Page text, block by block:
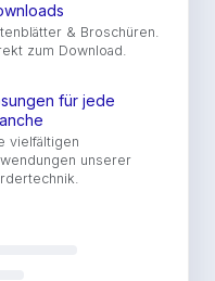
& Broschüren.
zum Download.
für jede
vielfältigen
unserer